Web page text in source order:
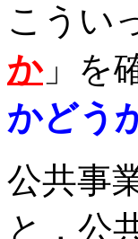
こうい
か」を
かどう
公共事
と，公